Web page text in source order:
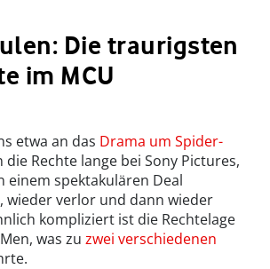
Die traurigsten
im MCU
etwa an das Drama um Spider-
die Rechte lange bei Sony Pictures,
einem spektakulären Deal
wieder verlor und dann wieder
kompliziert ist die Rechtelage
was zu zwei verschiedenen